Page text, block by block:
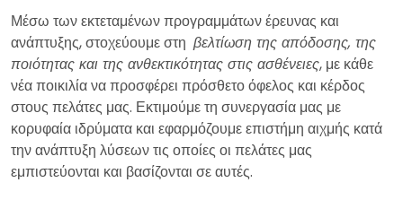
Μέσω των εκτεταμένων προγραμμάτων έρευνας και
ανάπτυξης, στοχεύουμε στη βελτίωση της απόδοσης, της
ποιότητας και της ανθεκτικότητας στις ασθένειες, με κάθε
νέα ποικιλία να προσφέρει πρόσθετο όφελος και κέρδος
στους πελάτες μας. Εκτιμούμε τη συνεργασία μας με
κορυφαία ιδρύματα και εφαρμόζουμε επιστήμη αιχμής κατά
την ανάπτυξη λύσεων τις οποίες οι πελάτες μας
εμπιστεύονται και βασίζονται σε αυτές.